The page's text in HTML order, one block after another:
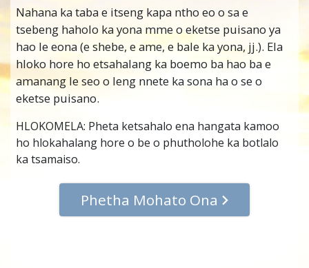
Nahana ka taba e itseng kapa ntho eo o sa e
tsebeng haholo ka yona mme o eketse puisano ya
hao le eona (e shebe, e ame, e bale ka yona, jj.). Ela
hloko hore ho etsahalang ka boemo ba hao ba e
amanang le seo o leng nnete ka sona ha o se o
eketse puisano.
HLOKOMELA: Pheta ketsahalo ena hangata kamoo
ho hlokahalang hore o be o phutholohe ka botlalo
ka tsamaiso.
Phetha Mohato Ona